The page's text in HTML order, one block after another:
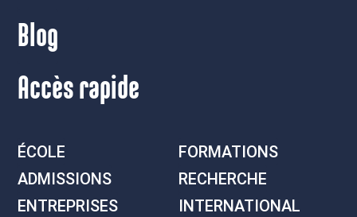
Blog
Accès rapide
ÉCOLE
FORMATIONS
ADMISSIONS
RECHERCHE
ENTREPRISES
INTERNATIONAL